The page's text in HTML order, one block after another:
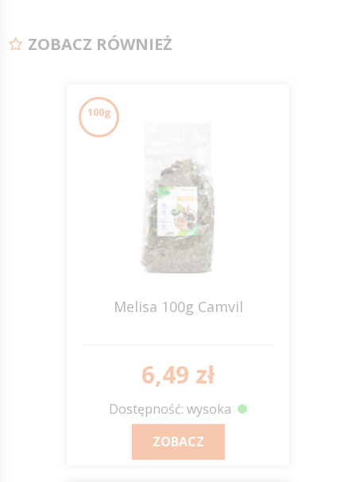
ZOBACZ RÓWNIEŻ
100g
Melisa 100g Camvil
6,49 zł
Dostępność: wysoka
ZOBACZ